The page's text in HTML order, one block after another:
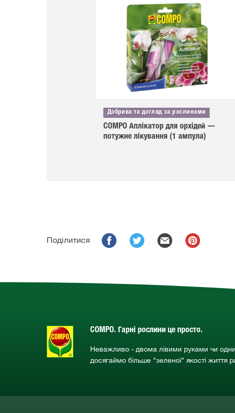
Добрива та догляд за рослинами
COMPO Аплікатор для орхідей —
потужне лікування (1 ампула)
Поділитися
COMPO. Гарні рослини це просто.
Неважливо - двома лівими руками чи
досягаймо більше "зеленої" якості життя